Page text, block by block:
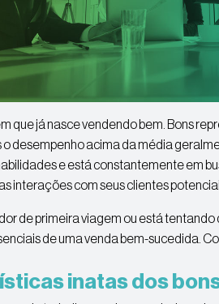
que já nasce vendendo bem. Bons
o desempenho acima da média
e está constantemente em
interações com seus clientes
de primeira viagem ou está
de uma venda bem-sucedida.
inatas dos